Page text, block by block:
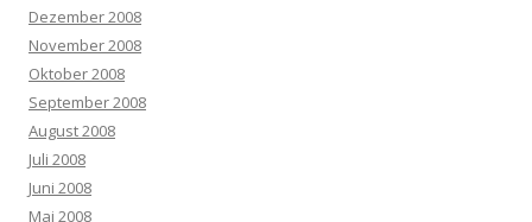
Dezember 2008
November 2008
Oktober 2008
September 2008
August 2008
Juli 2008
Juni 2008
Mai 2008